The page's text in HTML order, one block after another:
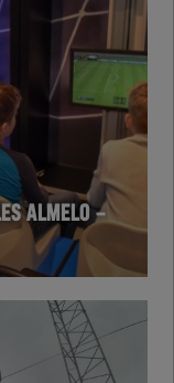
ALMELO –